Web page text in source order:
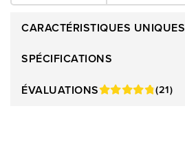
CARACTÉRISTIQUES UNIQUES
SPÉCIFICATIONS
ÉVALUATIONS
(21)